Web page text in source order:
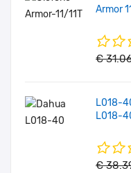
Armor
€
L018-
L018-
€